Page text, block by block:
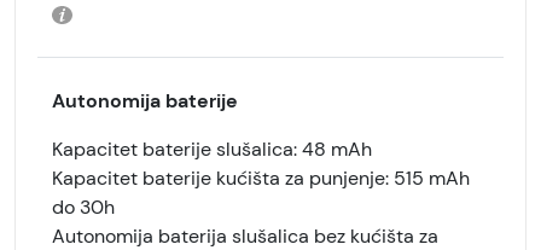
Autonomija baterije
Kapacitet baterije slušalica: 48 mAh
Kapacitet baterije kućišta za punjenje: 515 mAh
do 30h
Autonomija baterija slušalica bez kućišta za